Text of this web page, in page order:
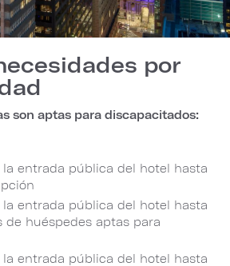
por
son aptas para discapacitados:
la entrada pública del hotel hasta
la entrada pública del hotel hasta
de huéspedes aptas para
la entrada pública del hotel hasta